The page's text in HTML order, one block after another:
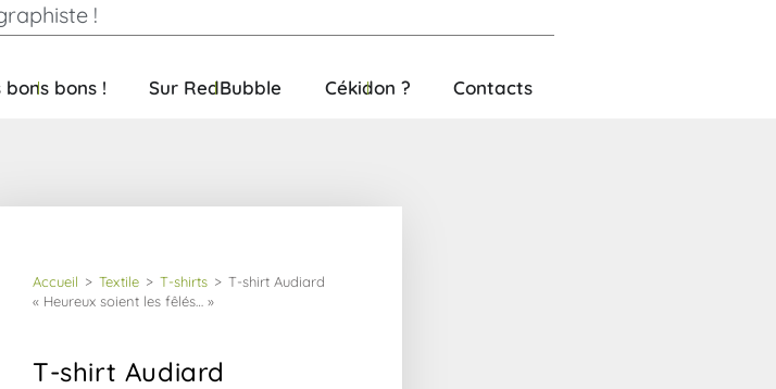
!
bons bons ! Sur RedBubble Cékidon ? Contacts
Accueil > Textile > T-shirts > T-shirt Audiard
« Heureux soient les fêlés… »
T-shirt Audiard